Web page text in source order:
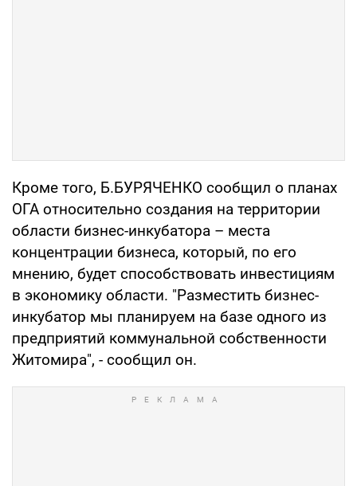
Кроме того, Б.БУРЯЧЕНКО сообщил о планах
ОГА относительно создания на территории
области бизнес-инкубатора – места
концентрации бизнеса, который, по его
мнению, будет способствовать инвестициям
в экономику области. "Разместить бизнес-
инкубатор мы планируем на базе одного из
предприятий коммунальной собственности
Житомира", - сообщил он.